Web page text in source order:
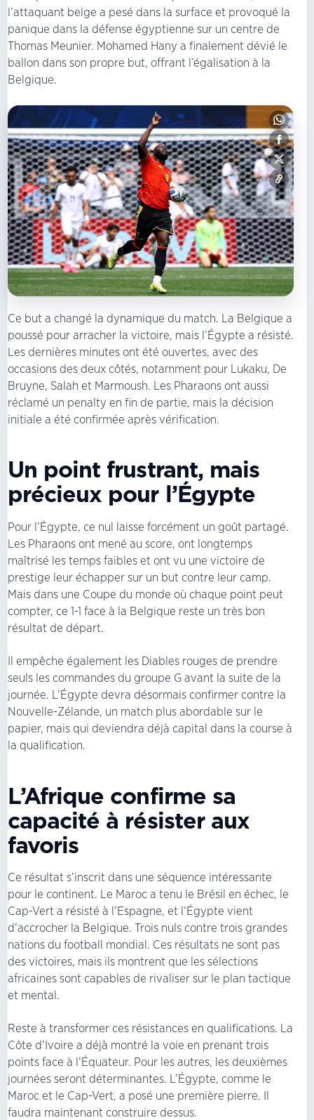
l’attaquant belge a pesé dans la surface et provoqué la
panique dans la défense égyptienne sur un centre de
Thomas Meunier. Mohamed Hany a finalement dévié le
ballon dans son propre but, offrant l’égalisation à la
Belgique.
Ce but a changé la dynamique du match. La Belgique a
poussé pour arracher la victoire, mais l’Égypte a résisté.
Les dernières minutes ont été ouvertes, avec des
occasions des deux côtés, notamment pour Lukaku, De
Bruyne, Salah et Marmoush. Les Pharaons ont aussi
réclamé un penalty en fin de partie, mais la décision
initiale a été confirmée après vérification.
Un point frustrant, mais
précieux pour l’Égypte
Pour l’Égypte, ce nul laisse forcément un goût partagé.
Les Pharaons ont mené au score, ont longtemps
maîtrisé les temps faibles et ont vu une victoire de
prestige leur échapper sur un but contre leur camp.
Mais dans une Coupe du monde où chaque point peut
compter, ce 1-1 face à la Belgique reste un très bon
résultat de départ.
Il empêche également les Diables rouges de prendre
seuls les commandes du groupe G avant la suite de la
journée. L’Égypte devra désormais confirmer contre la
Nouvelle-Zélande, un match plus abordable sur le
papier, mais qui deviendra déjà capital dans la course à
la qualification.
L’Afrique confirme sa
capacité à résister aux
favoris
Ce résultat s’inscrit dans une séquence intéressante
pour le continent. Le Maroc a tenu le Brésil en échec, le
Cap-Vert a résisté à l’Espagne, et l’Égypte vient
d’accrocher la Belgique. Trois nuls contre trois grandes
nations du football mondial. Ces résultats ne sont pas
des victoires, mais ils montrent que les sélections
africaines sont capables de rivaliser sur le plan tactique
et mental.
Reste à transformer ces résistances en qualifications. La
Côte d’Ivoire a déjà montré la voie en prenant trois
points face à l’Équateur. Pour les autres, les deuxièmes
journées seront déterminantes. L’Égypte, comme le
Maroc et le Cap-Vert, a posé une première pierre. Il
faudra maintenant construire dessus.